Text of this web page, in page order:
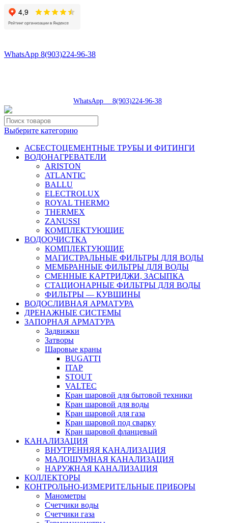
WhatsApp 8(903)224-96-38
WhatsApp 8(903)224-96-38
Выберите категорию
АСБЕСТОЦЕМЕНТНЫЕ ТРУБЫ И ФИТИНГИ
ВОДОНАГРЕВАТЕЛИ
ARISTON
ATLANTIC
BALLU
ELECTROLUX
ROYAL THERMO
THERMEX
ZANUSSI
КОМПЛЕКТУЮЩИЕ
ВОДООЧИСТКА
КОМПЛЕКТУЮЩИЕ
МАГИСТРАЛЬНЫЕ ФИЛЬТРЫ ДЛЯ ВОДЫ
МЕМБРАННЫЕ ФИЛЬТРЫ ДЛЯ ВОДЫ
СМЕННЫЕ КАРТРИДЖИ, ЗАСЫПКА
СТАЦИОНАРНЫЕ ФИЛЬТРЫ ДЛЯ ВОДЫ
ФИЛЬТРЫ — КУВШИНЫ
ВОДОСЛИВНАЯ АРМАТУРА
ДРЕНАЖНЫЕ СИСТЕМЫ
ЗАПОРНАЯ АРМАТУРА
Задвижки
Затворы
Шаровые краны
BUGATTI
ITAP
STOUT
VALTEC
Кран шаровой для бытовой техники
Кран шаровой для воды
Кран шаровой для газа
Кран шаровой под сварку
Кран шаровой фланцевый
КАНАЛИЗАЦИЯ
ВНУТРЕННЯЯ КАНАЛИЗАЦИЯ
МАЛОШУМНАЯ КАНАЛИЗАЦИЯ
НАРУЖНАЯ КАНАЛИЗАЦИЯ
КОЛЛЕКТОРЫ
КОНТРОЛЬНО-ИЗМЕРИТЕЛЬНЫЕ ПРИБОРЫ
Манометры
Счетчики воды
Счетчики газа